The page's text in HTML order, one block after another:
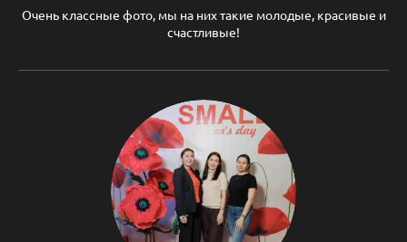
Очень классные фото, мы на них такие молодые, красивые и
счастливые!